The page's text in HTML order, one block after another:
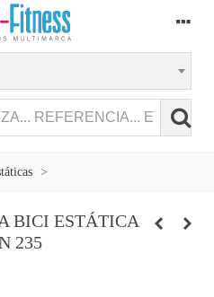
>
BICI ESTÁTICA
235